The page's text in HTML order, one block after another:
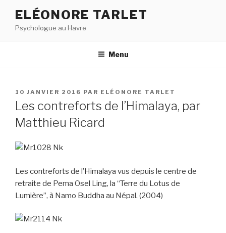
contenu
ELÉONORE TARLET
Psychologue au Havre
Menu
PUBLIÉ
LE
10 JANVIER 2016 PAR ELÉONORE TARLET
Les contreforts de l’Himalaya, par
Matthieu Ricard
Les contreforts de l’Himalaya vus depuis le centre de
retraite de Pema Osel Ling, la “Terre du Lotus de
Lumière”, à Namo Buddha au Népal. (2004)